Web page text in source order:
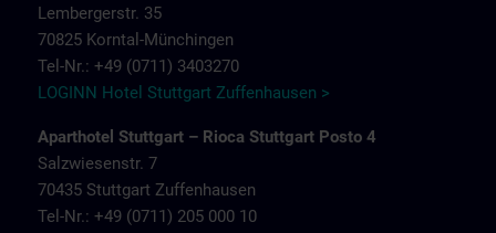
Lembergerstr. 35
70825 Korntal-Münchingen
Tel-Nr.: +49 (0711) 3403270
LOGINN Hotel Stuttgart Zuffenhausen >
Aparthotel Stuttgart – Rioca Stuttgart Posto 4
Salzwiesenstr. 7
70435 Stuttgart Zuffenhausen
Tel-Nr.: +49 (0711) 205 000 10